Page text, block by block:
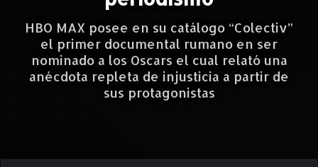
HBO MAX posee en su catálogo “Colectiv”
el primer documental rumano en ser
nominado a los Oscars el cual relató una
anécdota repleta de injusticia a partir de
sus protagonistas